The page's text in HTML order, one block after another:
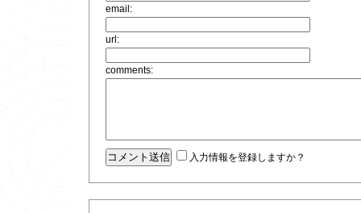
email:
url:
comments:
入力情報を登録しますか？